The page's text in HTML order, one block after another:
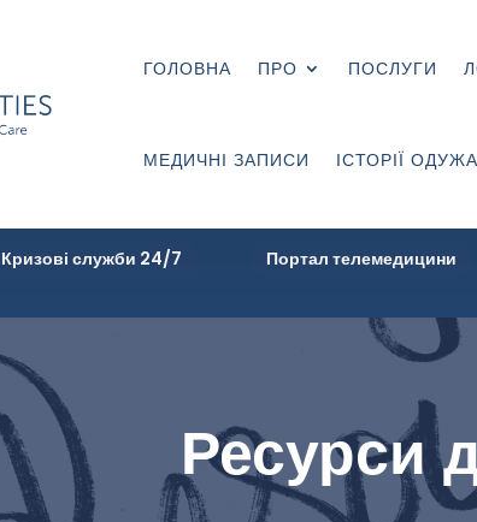
ГОЛОВНА ПРО ПОСЛУГИ
МЕДИЧНІ ЗАПИСИ ІСТОРІЇ
Кризові служби 24/7 Портал телемедицини
Ресурси